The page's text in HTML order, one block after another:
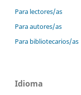
Para lectores/as
Para autores/as
Para bibliotecarios/as
Idioma